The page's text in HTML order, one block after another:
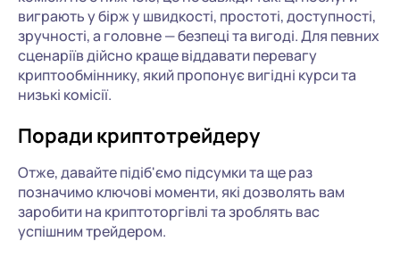
виграють у бірж у швидкості, простоті, доступності,
зручності, а головне — безпеці та вигоді. Для певних
сценаріїв дійсно краще віддавати перевагу
криптообміннику, який пропонує вигідні курси та
низькі комісії.
Поради криптотрейдеру
Отже, давайте підіб'ємо підсумки та ще раз
позначимо ключові моменти, які дозволять вам
заробити на криптоторгівлі та зроблять вас
успішним трейдером.